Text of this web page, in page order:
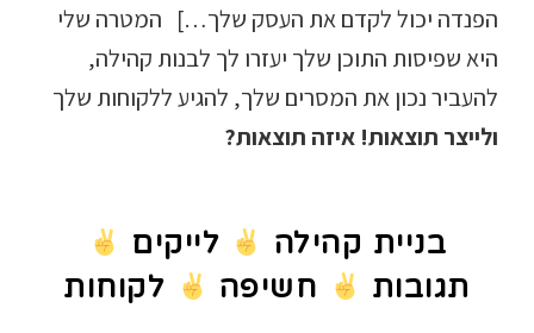
הפנדה יכול לקדם את העסק שלך…] המטרה שלי
היא שפיסות התוכן שלך יעזרו לך לבנות קהילה,
להעביר נכון את המסרים שלך, להגיע ללקוחות שלך
ולייצר תוצאות! איזה תוצאות?
בניית קהילה
לייקים
תגובות
חשיפה לקוחות